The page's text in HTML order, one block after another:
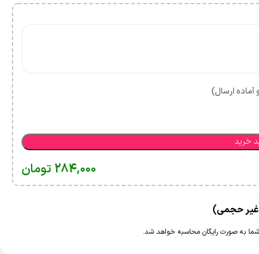
آماده ارسال)
خرید
284,000 تومان